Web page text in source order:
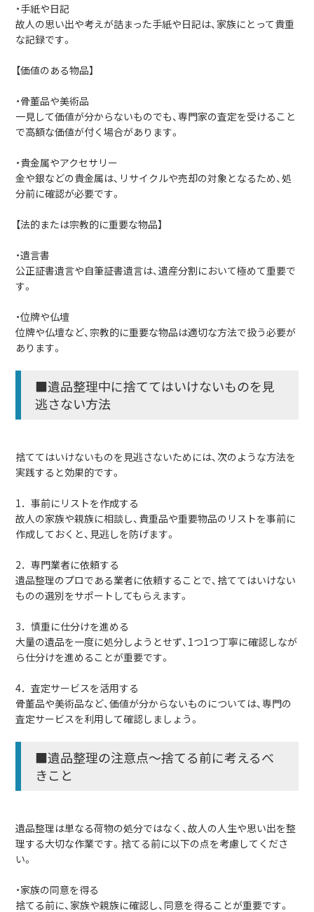
・手紙や日記
故人の思い出や考えが詰まった手紙や日記は、家族にとって貴重
な記録です。
【価値のある物品】
・骨董品や美術品
一見して価値が分からないものでも、専門家の査定を受けること
で高額な価値が付く場合があります。
・貴金属やアクセサリー
金や銀などの貴金属は、リサイクルや売却の対象となるため、処
分前に確認が必要です。
【法的または宗教的に重要な物品】
・遺言書
公正証書遺言や自筆証書遺言は、遺産分割において極めて重要で
す。
・位牌や仏壇
位牌や仏壇など、宗教的に重要な物品は適切な方法で扱う必要が
あります。
■遺品整理中に捨ててはいけないものを見
逃さない方法
捨ててはいけないものを見逃さないためには、次のような方法を
実践すると効果的です。
1．事前にリストを作成する
故人の家族や親族に相談し、貴重品や重要物品のリストを事前に
作成しておくと、見逃しを防げます。
2．専門業者に依頼する
遺品整理のプロである業者に依頼することで、捨ててはいけない
ものの選別をサポートしてもらえます。
3．慎重に仕分けを進める
大量の遺品を一度に処分しようとせず、1つ1つ丁寧に確認しなが
ら仕分けを進めることが重要です。
4．査定サービスを活用する
骨董品や美術品など、価値が分からないものについては、専門の
査定サービスを利用して確認しましょう。
■遺品整理の注意点～捨てる前に考えるべ
きこと
遺品整理は単なる荷物の処分ではなく、故人の人生や思い出を整
理する大切な作業です。捨てる前に以下の点を考慮してくださ
い。
・家族の同意を得る
捨てる前に、家族や親族に確認し、同意を得ることが重要です。